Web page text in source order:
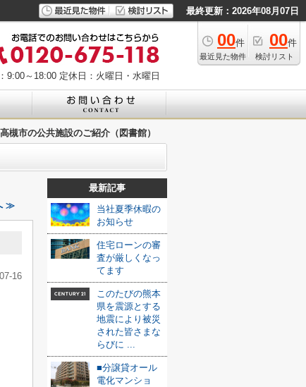
最終更新：2026年08月07日
00件
最近見た物件
00件
検討リスト
9:00～18:00 定休日：火曜日・水曜日
高槻市の公共施設のご紹介（図書館）
≫
16
最新記事
当社夏季休暇の
お知らせ
住宅ローンの審
査が厳しくなっ
てます
このたびの熊本
県を震源とする
地震により被災
された皆さまな
らびに ...
■分譲貸オール
電化マンショ